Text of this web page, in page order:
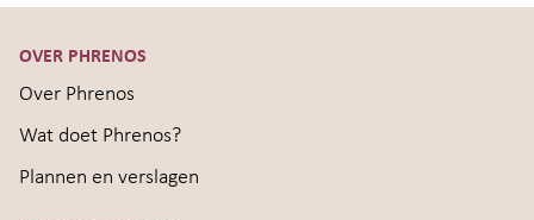
OVER PHRENOS
Over Phrenos
Wat doet Phrenos?
Plannen en verslagen